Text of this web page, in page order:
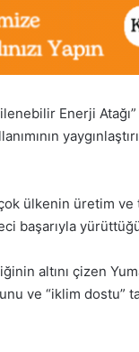
Enerji
ülkenin üretim
başarıyla
altını çizen
ve “iklim dostu”